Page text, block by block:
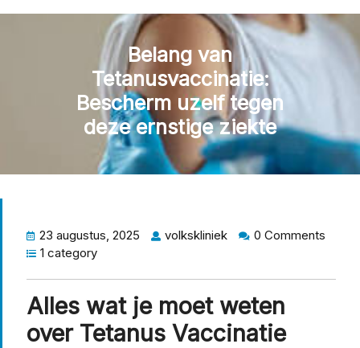
Button
Belang van
Tetanusvaccinatie:
Bescherm uzelf tegen
deze ernstige ziekte
23 augustus, 2025 volkskliniek
0 Comments
1 category
Alles wat je moet weten
over Tetanus Vaccinatie